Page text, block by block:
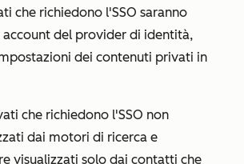
che richiedono l'SSO saranno
del provider di identità,
dei contenuti privati in
che richiedono l'SSO non
dai motori di ricerca e
visualizzati solo dai contatti che